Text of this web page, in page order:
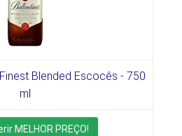
Blended Escocês - 750
ml
MELHOR PREÇO!